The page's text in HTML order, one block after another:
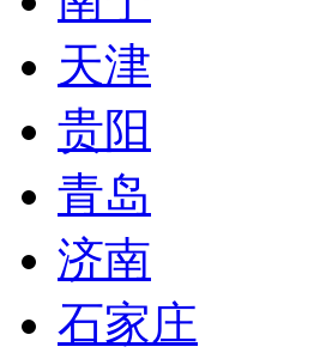
天津
贵阳
青岛
济南
石家庄